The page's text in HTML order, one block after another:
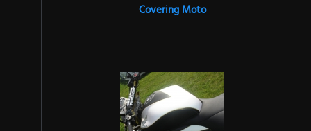
Covering Moto